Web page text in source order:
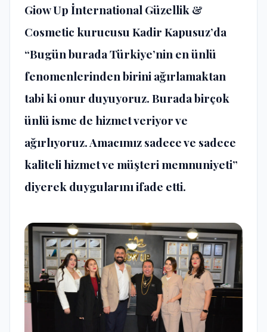
Giow Up İnternational Güzellik &
Cosmetic kurucusu Kadir Kapusuz’da
“Bugün burada Türkiye’nin en ünlü
fenomenlerinden birini ağırlamaktan
tabi ki onur duyuyoruz. Burada birçok
ünlü isme de hizmet veriyor ve
ağırlıyoruz. Amacımız sadece ve sadece
kaliteli hizmet ve müşteri memnuniyeti”
diyerek duygularını ifade etti.